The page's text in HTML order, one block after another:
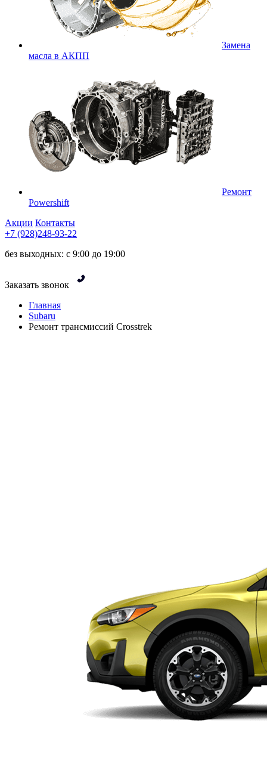
Замена
масла в АКПП
Ремонт
Powershift
Акции Контакты
+7 (928)248-93-22
без выходных: с 9:00 до 19:00
Заказать звонок
Главная
Subaru
Ремонт трансмиссий Crosstrek